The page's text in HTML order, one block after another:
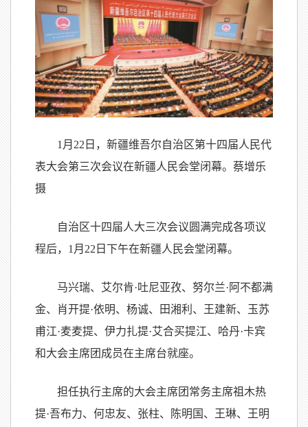
1月22日，新疆维吾尔自治区第十四届人民代
表大会第三次会议在新疆人民会堂闭幕。蔡增乐
摄
自治区十四届人大三次会议圆满完成各项议
程后，1月22日下午在新疆人民会堂闭幕。
马兴瑞、艾尔肯·吐尼亚孜、努尔兰·阿不都满
金、肖开提·依明、杨诚、田湘利、王建新、玉苏
甫江·麦麦提、伊力扎提·艾合买提江、哈丹·卡宾
和大会主席团成员在主席台就座。
担任执行主席的大会主席团常务主席祖木热
提·吾布力、何忠友、张柱、陈明国、王琳、王明